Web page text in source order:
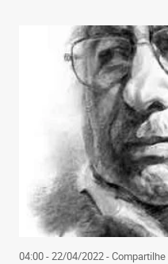
04:00 - 22/04/2022- Compartilhe